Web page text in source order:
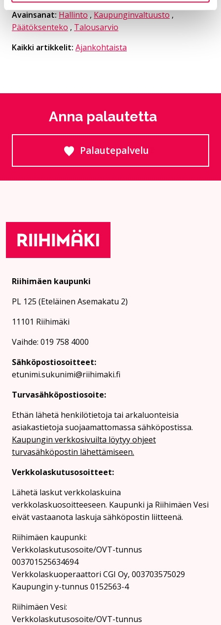
Avainsanat: Hallinto , Kaupunginvaltuusto ,
Päätöksenteko , Talousarvio
Kaikki artikkelit: Ajankohtaista
Anna palautetta
Palautepalvelu
Siirtyy ulkoiselle
Riihimäen kaupunki
PL 125 (Eteläinen Asemakatu 2)
11101 Riihimäki
Vaihde: 019 758 4000
Sähköpostiosoitteet:
etunimi.sukunimi@riihimaki.fi
Turvasähköpostiosoite:
Ethän lähetä henkilötietoja tai arkaluonteisia
asiakastietoja suojaamattomassa sähköpostissa.
Kaupungin verkkosivuilta löytyy ohjeet
turvasähköpostin lähettämiseen.
Verkkolaskutusosoitteet:
Lähetä laskut verkkolaskuina
verkkolaskuosoitteeseen. Kaupunki ja Riihimäen Vesi
eivät vastaanota laskuja sähköpostin liitteenä.
Riihimäen kaupunki:
Verkkolaskutusosoite/OVT-tunnus
003701525634694
Verkkolaskuoperaattori CGI Oy, 003703575029
Kaupungin y-tunnus 0152563-4
Rii­hi­mäen Vesi:
Verkkolaskutusosoite/OVT-tunnus